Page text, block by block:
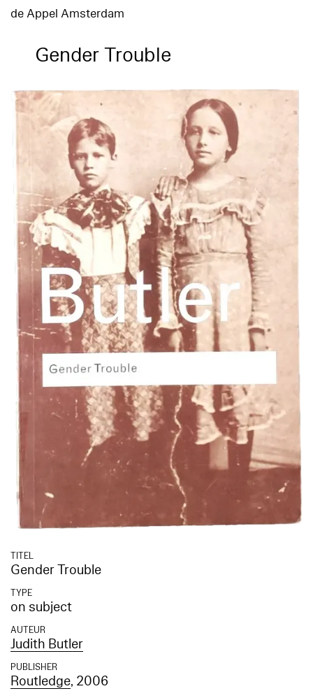
de Appel Amsterdam
Gender Trouble
TITEL
Gender Trouble
TYPE
on subject
AUTEUR
Judith Butler
PUBLISHER
Routledge, 2006